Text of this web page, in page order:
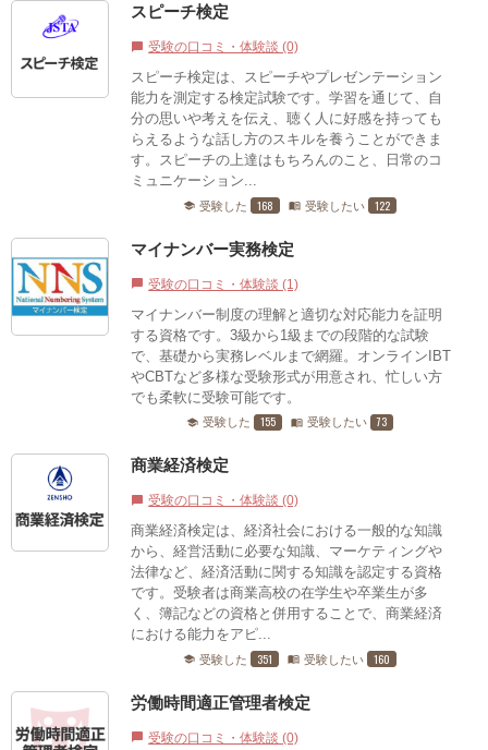
スピーチ検定
chat_bubble 受験の口コミ・体験談 (0)
スピーチ検定は、スピーチやプレゼンテーション
能力を測定する検定試験です。学習を通じて、自
分の思いや考えを伝え、聴く人に好感を持っても
らえるような話し方のスキルを養うことができま
す。スピーチの上達はもちろんのこと、日常のコ
ミュニケーション...
school 受験した 168 menu_book 受験したい 122
マイナンバー実務検定
chat_bubble 受験の口コミ・体験談 (1)
マイナンバー制度の理解と適切な対応能力を証明
する資格です。​3級から1級までの段階的な試験
で、基礎から実務レベルまで網羅。​オンラインIBT
やCBTなど多様な受験形式が用意され、忙しい方
でも柔軟に受験可能です。
school 受験した 155 menu_book 受験したい 73
商業経済検定
chat_bubble 受験の口コミ・体験談 (0)
商業経済検定は、経済社会における一般的な知識
から、経営活動に必要な知識、マーケティングや
法律など、経済活動に関する知識を認定する資格
です。受験者は商業高校の在学生や卒業生が多
く、簿記などの資格と併用することで、商業経済
における能力をアピ...
school 受験した 351 menu_book 受験したい 160
労働時間適正管理者検定
chat_bubble 受験の口コミ・体験談 (0)